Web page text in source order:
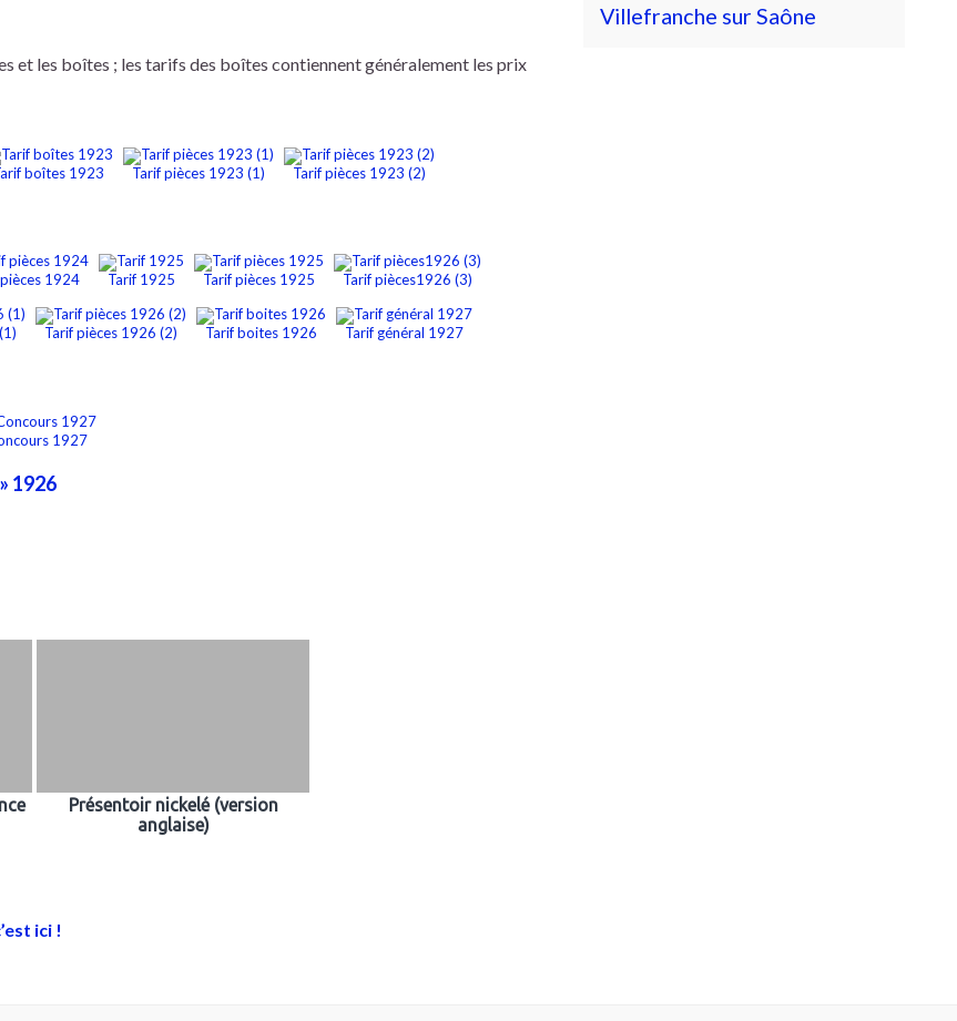
et les boîtes ; les tarifs des boîtes contiennent généralement les prix
boîtes 1923 Tarif pièces 1923 (1) Tarif pièces 1923 (2)
1924 Tarif 1925 Tarif pièces 1925 Tarif pièces1926 (3)
Tarif pièces 1926 (2) Tarif boites 1926 Tarif général 1927
1927
» 1926
Présentoir nickelé (version
anglaise)
ici !
Villefranche sur Saône